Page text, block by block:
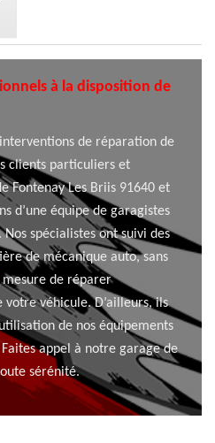
à la disposition de
de réparation de
clients particuliers et
Fontenay Les Briis 91640 et
d’une équipe de garagistes
spécialistes ont suivi des
de mécanique auto, sans
de réparer
véhicule. D’ailleurs, ils
de nos équipements
appel à notre garage de
sérénité.